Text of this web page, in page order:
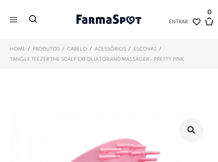
ENTRAR
0
HOME / PRODUTOS / CABELO / ACESSÓRIOS / ESCOVAS /
TANGLE TEEZER THE SCALP EXFOLIATOR AND MASSAGER – PRETTY PINK